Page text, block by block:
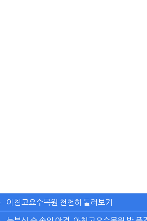
아침고요수목원 천천히 둘러보기